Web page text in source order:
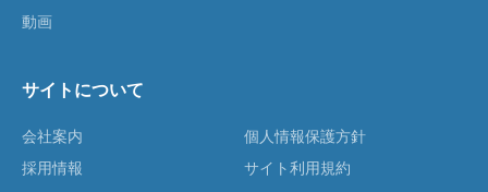
動画
サイトについて
会社案内
採用情報
個人情報保護方針
サイト利用規約